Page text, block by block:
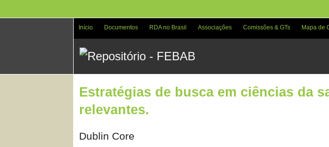
Início Documentos RDA no Brasil Associações Comissões & GTs Mapa de
Estratégias de busca em ciências da
relevantes.
Dublin Core